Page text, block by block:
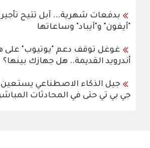
بدفعات شهرية... آبل تتيح تأجير
"آيفون" و"آيباد" وساعاتها
غوغل توقف دعم "يوتيوب" على
أندرويد القديمة.. هل جهازك بينها؟
جيل الذكاء الاصطناعي
جي بي تي حتى في المحادثات